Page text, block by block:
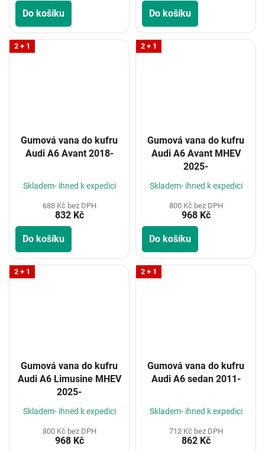
Do košíku Do košíku
2 + 1
Gumová vana do kufru
Audi A6 Avant 2018-
Skladem- ihned k expedici
688 Kč bez DPH
832 Kč
Do košíku
2 + 1
Gumová vana do kufru
Audi A6 Avant MHEV
2025-
Skladem- ihned k expedici
800 Kč bez DPH
968 Kč
Do košíku
2 + 1
Gumová vana do kufru
Audi A6 Limusine MHEV
2025-
Skladem- ihned k expedici
800 Kč bez DPH
968 Kč
2 + 1
Gumová vana do kufru
Audi A6 sedan 2011-
Skladem- ihned k expedici
712 Kč bez DPH
862 Kč